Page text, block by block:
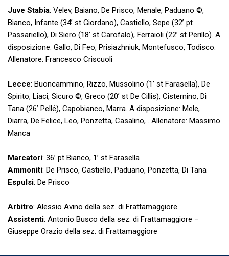
Juve Stabia: Velev, Baiano, De Prisco, Menale, Paduano ©,
Bianco, Infante (34’ st Giordano), Castiello, Sepe (32’ pt
Passariello), Di Siero (18’ st Carofalo), Ferraioli (22’ st Perillo). A
disposizione: Gallo, Di Feo, Prisiazhniuk, Montefusco, Todisco.
Allenatore: Francesco Criscuoli
Lecce: Buoncammino, Rizzo, Mussolino (1’ st Farasella), De
Spirito, Liaci, Sicuro ©, Greco (20’ st De Cillis), Cisternino, Di
Tana (26’ Pellé), Capobianco, Marra. A disposizione: Mele,
Diarra, De Felice, Leo, Ponzetta, Casalino, . Allenatore: Massimo
Manca
Marcatori: 36’ pt Bianco, 1’ st Farasella
Ammoniti: De Prisco, Castiello, Paduano, Ponzetta, Di Tana
Espulsi: De Prisco
Arbitro: Alessio Avino della sez. di Frattamaggiore
Assistenti: Antonio Busco della sez. di Frattamaggiore –
Giuseppe Orazio della sez. di Frattamaggiore